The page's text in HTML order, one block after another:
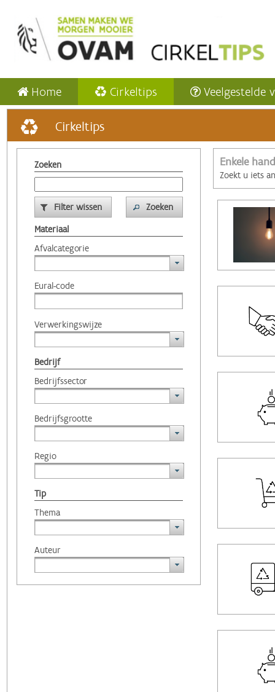
Home Cirkeltips Veelgestelde
Cirkeltips
Zoeken
Filter wissen
Zoeken
Materiaal
Afvalcategorie
Eural-code
Verwerkingswijze
Bedrijf
Bedrijfssector
Bedrijfsgrootte
Regio
Tip
Thema
Auteur
Enkele
Zoekt u iets